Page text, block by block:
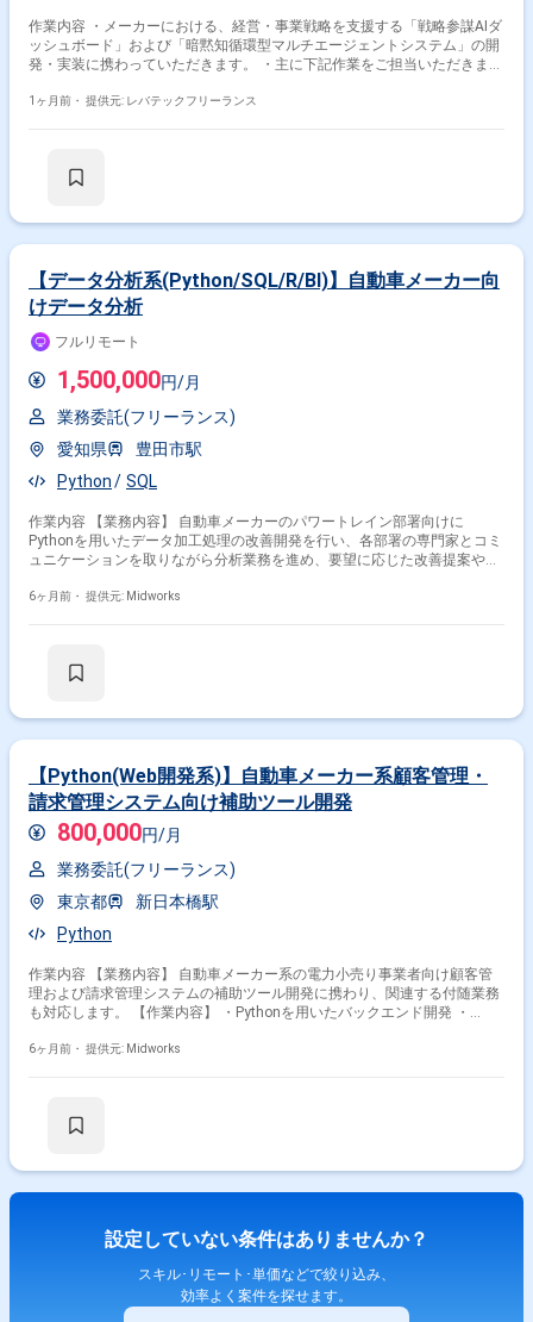
作業内容 ・メーカーにおける、経営・事業戦略を支援する「戦略参謀AIダ
ッシュボード」および「暗黙知循環型マルチエージェントシステム」の開
発・実装に携わっていただきます。 ・主に下記作業をご担当いただきま
Claude Desktop等)やAzure OpenAIを用いたLLMアプリケーション開発 - 各
ド・Web UIフロントエンドおよびバックエンド開発 - ユーザー向けWeb
キーマンや開発リードと密に連携し、要求の具体化から実環境へのデプロ
イまでをスピード感を持って推進
1ヶ月前・ 提供元: レバテックフリーランス
【データ分析系(Python/SQL/R/BI)】自動車メーカー向
けデータ分析
フルリモート
1,500,000円/月
業務委託(フリーランス)
愛知県
豊田市駅
Python
SQL
作業内容 【業務内容】 自動車メーカーのパワートレイン部署向けに
Pythonを用いたデータ加工処理の改善開発を行い、各部署の専門家とコミ
ュニケーションを取りながら分析業務を進め、要望に応じた改善提案や実
の改善 ・自動車メーカーのパワートレイン部署からの要望に基づく改善開
6ヶ月前・ 提供元: Midworks
【Python(Web開発系)】自動車メーカー系顧客管理・
請求管理システム向け補助ツール開発
800,000円/月
業務委託(フリーランス)
東京都
新日本橋駅
Python
作業内容 【業務内容】 自動車メーカー系の電力小売り事業者向け顧客管
理および請求管理システムの補助ツール開発に携わり、関連する付随業務
も対応します。 【作業内容】 ・Pythonを用いたバックエンド開発 ・
理 ・SQLによるデータ操作 ・BazelおよびAWS Lambdaを用いた補助ツー
6ヶ月前・ 提供元: Midworks
設定していない条件はありませんか？
スキル･リモート･単価などで絞り込み、
効率よく案件を探せます。